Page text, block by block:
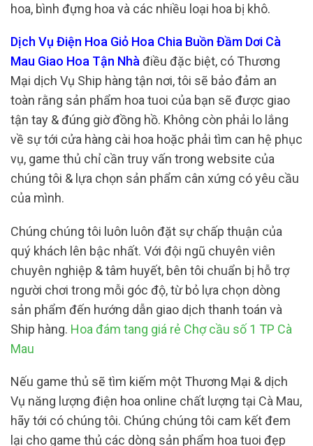
hoa, bình đựng hoa và các nhiều loại hoa bị khô.
Dịch Vụ Điện Hoa Giỏ Hoa Chia Buồn Đầm Dơi Cà
Mau Giao Hoa Tận Nhà điều đặc biệt, có Thương
Mại dịch Vụ Ship hàng tận nơi, tôi sẽ bảo đảm an
toàn rằng sản phẩm hoa tuoi của bạn sẽ được giao
tận tay & đúng giờ đồng hồ. Không còn phải lo lắng
về sự tới cửa hàng cài hoa hoặc phải tìm can hệ phục
vụ, game thủ chỉ cần truy vấn trong website của
chúng tôi & lựa chọn sản phẩm cân xứng có yêu cầu
của mình.
Chúng chúng tôi luôn luôn đặt sự chấp thuận của
quý khách lên bậc nhất. Với đội ngũ chuyên viên
chuyên nghiệp & tâm huyết, bên tôi chuẩn bị hỗ trợ
người chơi trong mỗi góc độ, từ bỏ lựa chọn dòng
sản phẩm đến hướng dẫn giao dịch thanh toán và
Ship hàng. Hoa đám tang giá rẻ Chợ cầu số 1 TP Cà
Mau
Nếu game thủ sẽ tìm kiếm một Thương Mại & dịch
Vụ năng lượng điện hoa online chất lượng tại Cà Mau,
hãy tới có chúng tôi. Chúng chúng tôi cam kết đem
lại cho game thủ các dòng sản phẩm hoa tuoi đẹp